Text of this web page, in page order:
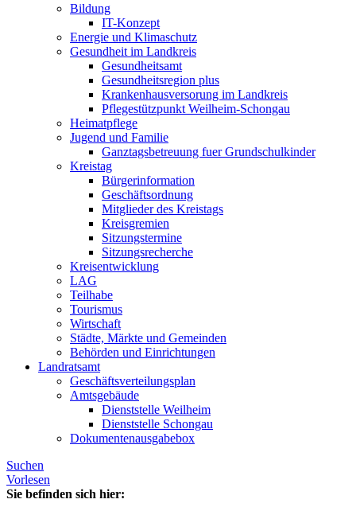
Bildung
IT-Konzept
Energie und Klimaschutz
Gesundheit im Landkreis
Gesundheitsamt
Gesundheitsregion plus
Krankenhausversorung im Landkreis
Pflegestützpunkt Weilheim-Schongau
Heimatpflege
Jugend und Familie
Ganztagsbetreuung fuer Grundschulkinder
Kreistag
Bürgerinformation
Geschäftsordnung
Mitglieder des Kreistags
Kreisgremien
Sitzungstermine
Sitzungsrecherche
Kreisentwicklung
LAG
Teilhabe
Tourismus
Wirtschaft
Städte, Märkte und Gemeinden
Behörden und Einrichtungen
Landratsamt
Geschäftsverteilungsplan
Amtsgebäude
Dienststelle Weilheim
Dienststelle Schongau
Dokumentenausgabebox
Suchen
Vorlesen
Sie befinden sich hier: